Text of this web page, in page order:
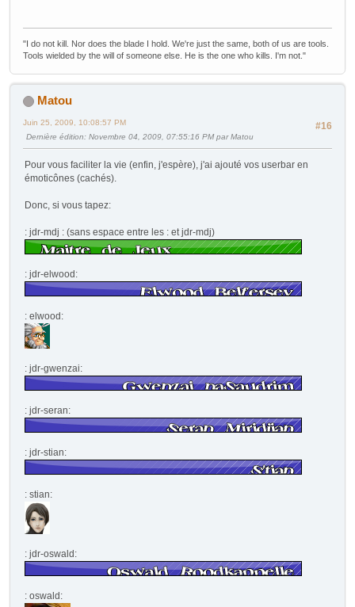
"I do not kill. Nor does the blade I hold. We're just the same, both of us are tools.
Tools wielded by the will of someone else. He is the one who kills. I'm not."
Matou
#16
Juin 25, 2009, 10:08:57 PM
Dernière édition: Novembre 04, 2009, 07:55:16 PM par Matou
Pour vous faciliter la vie (enfin, j'espère), j'ai ajouté vos userbar en
émoticônes (cachés).
Donc, si vous tapez:
: jdr-mdj : (sans espace entre les : et jdr-mdj)
: jdr-elwood:
: elwood:
: jdr-gwenzai:
: jdr-seran:
: jdr-stian:
: stian:
: jdr-oswald:
: oswald: